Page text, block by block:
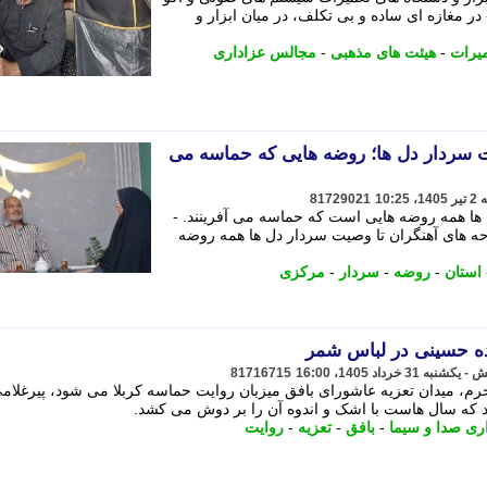
مغازه ای ساده و بی تکلف، در میان ابزار و
- هیئت های مذهبی - مجالس عزاداری
سردار دل ها؛ روضه هایی که حماسه می
81729021
ها همه روضه هایی است که حماسه می آفرینند. -
های آهنگران تا وصیت سردار دل ها همه روضه
استان - روضه - سردار - مرکزی
81716715
که سال هاست با اشک و اندوه آن را بر دوش می کشد.
صدا و سیما - بافق - تعزیه - روایت